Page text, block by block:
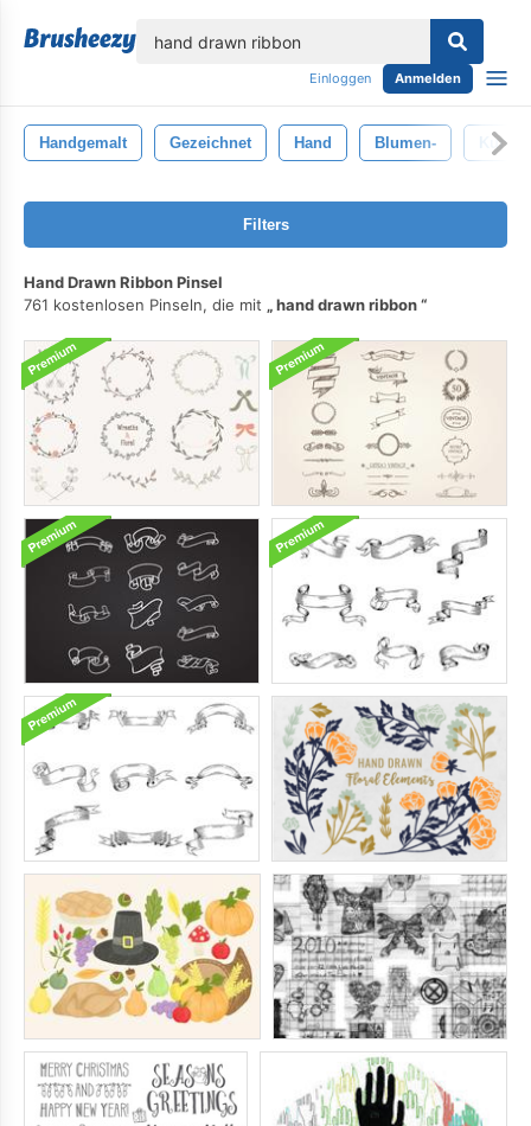
Einloggen Anmelden
Handgemalt Gezeichnet Hand Blumen- Kunst
Filters
Hand Drawn Ribbon Pinsel
761 kostenlosen Pinseln, die mit
hand drawn ribbon